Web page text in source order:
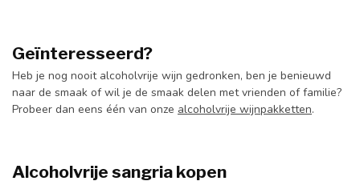
Geïnteresseerd?
Heb je nog nooit alcoholvrije wijn gedronken, ben je benieuwd
naar de smaak of wil je de smaak delen met vrienden of familie?
Probeer dan eens één van onze alcoholvrije wijnpakketten.
Alcoholvrije sangria kopen